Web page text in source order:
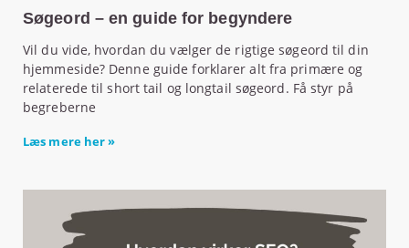
Søgeord – en guide for begyndere
Vil du vide, hvordan du vælger de rigtige søgeord til din
hjemmeside? Denne guide forklarer alt fra primære og
relaterede til short tail og longtail søgeord. Få styr på
begreberne
Læs mere her »